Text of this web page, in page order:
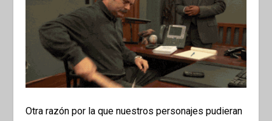
Otra razón por la que nuestros personajes pudieran